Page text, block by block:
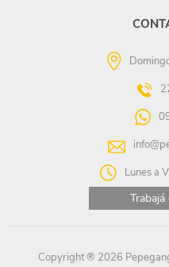
Lunes a
Copyright ® 2026